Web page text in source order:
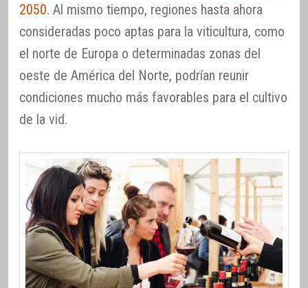
2050. Al mismo tiempo, regiones hasta ahora
consideradas poco aptas para la viticultura, como
el norte de Europa o determinadas zonas del
oeste de América del Norte, podrían reunir
condiciones mucho más favorables para el cultivo
de la vid.